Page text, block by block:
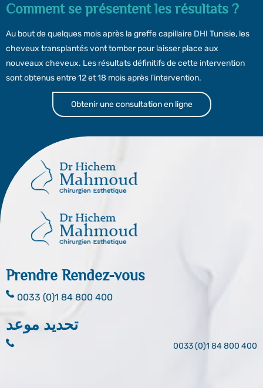
Comment se présentent les résultats ?
Au bout de quelques mois après la greffe capillaire DHI Tunisie, les
cheveux transplantés vont tomber pour laisser place aux
nouveaux cheveux. Les résultats définitifs de cette intervention
sont obtenus entre 12 et 18 mois après l’intervention.
Obtenir une consultation en ligne
Prendre Rendez-vous
0033 (0)1 84 800 400
تحديد موعد
0033 (0)1 84 800 400